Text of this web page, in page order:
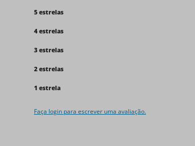
5 estrelas
4 estrelas
3 estrelas
2 estrelas
1 estrela
Faça login para escrever uma avaliação.